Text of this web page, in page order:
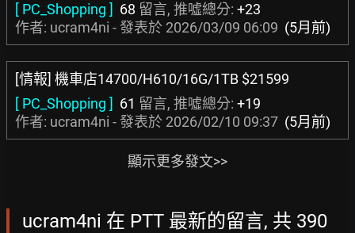
[ PC_Shopping ] 68 留言, 推噓總分: +23
作者: ucram4ni - 發表於 2026/03/09 06:09 (5月前)
[情報] 機車店14700/H610/16G/1TB $21599
[ PC_Shopping ] 61 留言, 推噓總分: +19
作者: ucram4ni - 發表於 2026/02/10 09:37 (5月前)
顯示更多發文>>
ucram4ni 在 PTT 最新的留言, 共 390